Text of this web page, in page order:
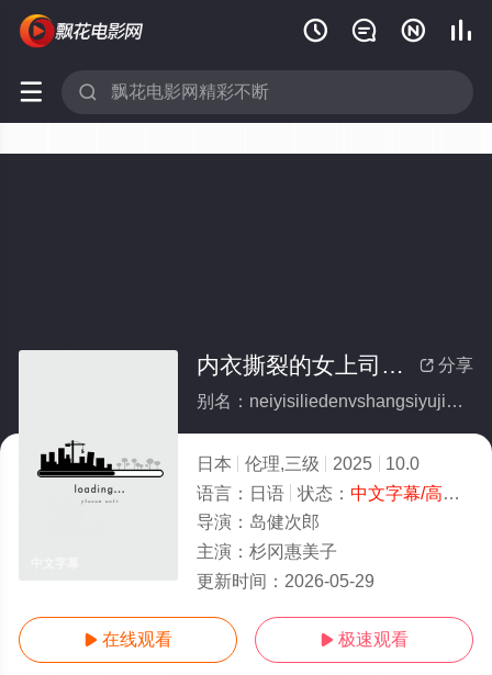
   
 
 分享
内衣撕裂的女上司与加班办公室
别名：neiyisiliedenvshangsiyujiabanbangongshi
日本 伦理,三级 2025
10.0
语言： 日语 状态： 中文字幕/高清
导演： 岛健次郎
主演： 杉冈惠美子
更新时间： 2026-05-29
 在线观看  极速观看